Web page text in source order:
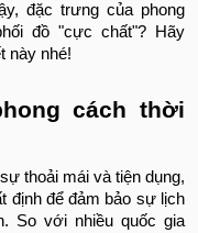
đặc trưng của phong
đồ "cực chất"? Hãy
này nhé!
cách thời
thoải mái và tiện dụng,
định để đảm bảo sự lịch
So với nhiều quốc gia